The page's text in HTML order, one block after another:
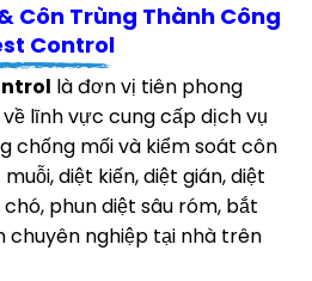
Côn Trùng Thành Công
Control
là đơn vị tiên phong
lĩnh vực cung cấp dịch vụ
chống mối và kiểm soát côn
diệt kiến, diệt gián, diệt
phun diệt sâu róm, bắt
chuyên nghiệp tại nhà trên